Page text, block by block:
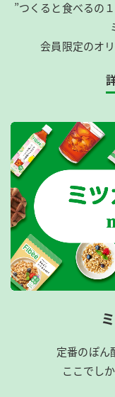
”つくると食べるの
会員限定のオ
定番のぽん
ここでし